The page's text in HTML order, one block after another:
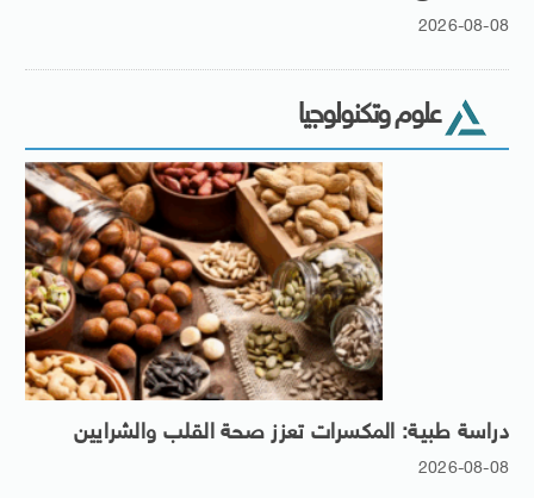
2026-08-08
علوم وتكنولوجيا
دراسة طبية: المكسرات تعزز صحة القلب والشرايين
2026-08-08